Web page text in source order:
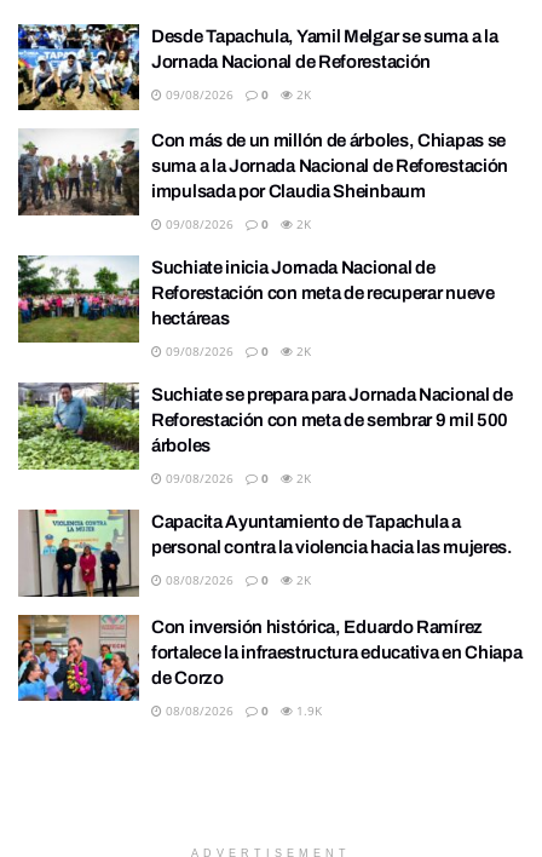
Desde Tapachula, Yamil Melgar se suma a la
Jornada Nacional de Reforestación
09/08/2026 0 2K
Con más de un millón de árboles, Chiapas se
suma a la Jornada Nacional de Reforestación
impulsada por Claudia Sheinbaum
09/08/2026 0 2K
Suchiate inicia Jornada Nacional de
Reforestación con meta de recuperar nueve
hectáreas
09/08/2026 0 2K
Suchiate se prepara para Jornada Nacional de
Reforestación con meta de sembrar 9 mil 500
árboles
09/08/2026 0 2K
Capacita Ayuntamiento de Tapachula a
personal contra la violencia hacia las mujeres.
08/08/2026 0 2K
Con inversión histórica, Eduardo Ramírez
fortalece la infraestructura educativa en Chiapa
de Corzo
08/08/2026 0 1.9K
ADVERTISEMENT